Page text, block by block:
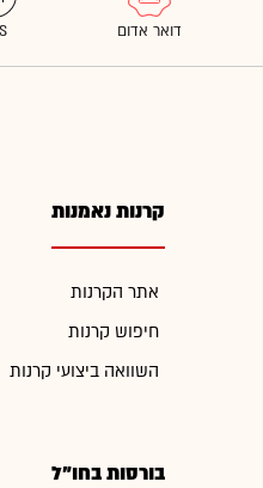
קרנות נאמנות
אתר הקרנות
חיפוש קרנות
השוואה ביצועי קרנות
בורסות בחו"ל